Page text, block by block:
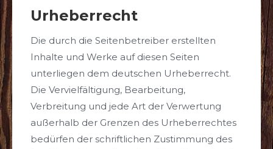
Urheberrecht
Die durch die Seitenbetreiber erstellten
Inhalte und Werke auf diesen Seiten
unterliegen dem deutschen Urheberrecht.
Die Vervielfältigung, Bearbeitung,
Verbreitung und jede Art der Verwertung
außerhalb der Grenzen des Urheberrechtes
bedürfen der schriftlichen Zustimmung des